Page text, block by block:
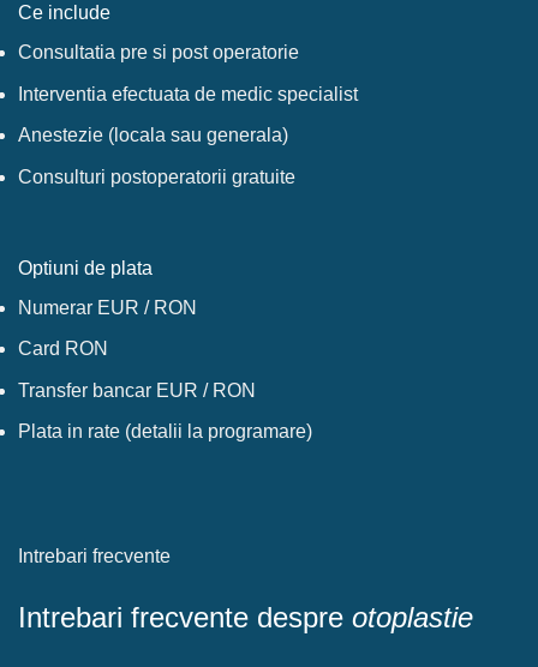
Ce include
Consultatia pre si post operatorie
Interventia efectuata de medic specialist
Anestezie (locala sau generala)
Consulturi postoperatorii gratuite
Optiuni de plata
Numerar EUR / RON
Card RON
Transfer bancar EUR / RON
Plata in rate (detalii la programare)
Intrebari frecvente
Intrebari frecvente despre otoplastie